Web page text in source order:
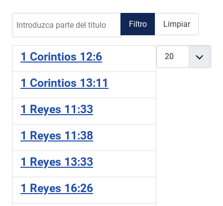
Filtro Limpiar
1 Corintios 12:6
1 Corintios 13:11
1 Reyes 11:33
1 Reyes 11:38
1 Reyes 13:33
1 Reyes 16:26